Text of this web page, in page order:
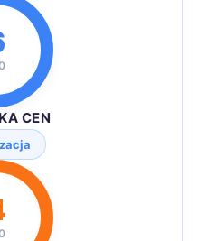
CEN